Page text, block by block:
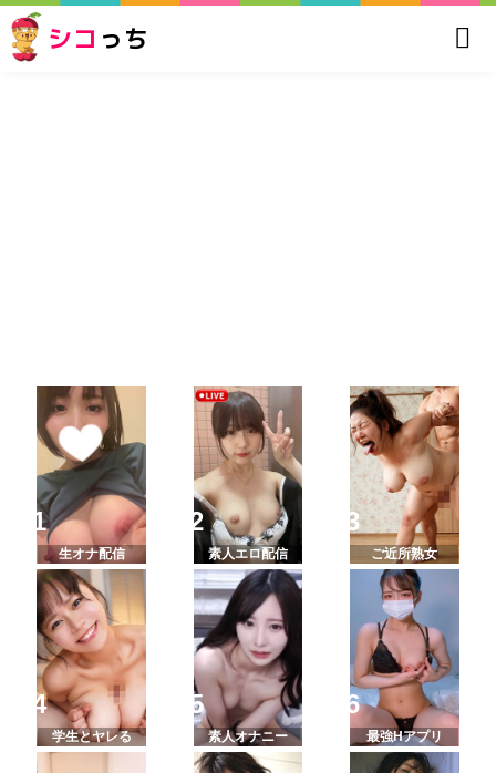
シコ っち
生オナ配信 素人エロ配信 ご近所熟女
学生とヤレる 素人オナニー 最強Hアプリ